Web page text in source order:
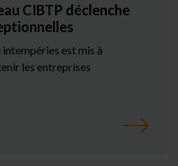
CIBTP déclenche
est mis à
les entreprises